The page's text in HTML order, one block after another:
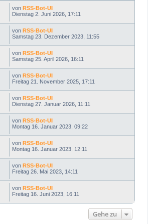
von RSS-Bot-UI
Dienstag 2. Juni 2026, 17:11
von RSS-Bot-UI
Samstag 23. Dezember 2023, 11:55
von RSS-Bot-UI
Samstag 25. April 2026, 16:11
von RSS-Bot-UI
Freitag 21. November 2025, 17:11
von RSS-Bot-UI
Dienstag 27. Januar 2026, 11:11
von RSS-Bot-UI
Montag 16. Januar 2023, 09:22
von RSS-Bot-UI
Montag 16. Januar 2023, 12:11
von RSS-Bot-UI
Freitag 26. Mai 2023, 14:11
von RSS-Bot-UI
Freitag 16. Juni 2023, 16:11
Gehe zu